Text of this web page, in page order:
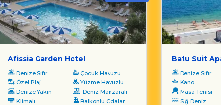
Afissia Garden Hotel
Denize Sıfır
Çocuk Havuzu
Özel Plaj
Yüzme Havuzlu
Denize Yakın
Deniz Manzaralı
Klimalı
Balkonlu Odalar
Batu Suit
Denize Sıfır
Kano
Masa Tenisi
Sığ Deniz